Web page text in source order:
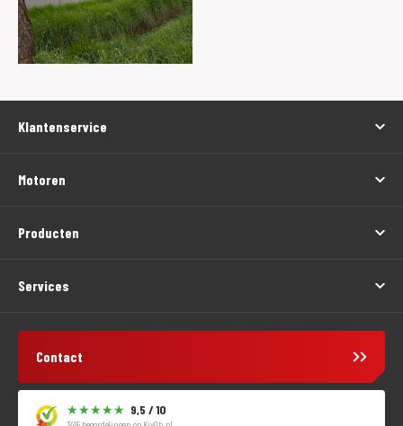
Klantenservice
Motoren
Producten
Services
Contact
9,5 / 10